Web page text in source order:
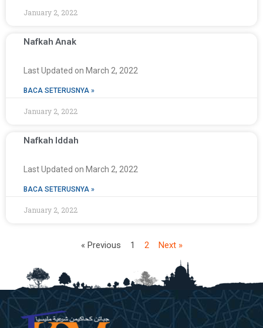
January 2, 2022
Nafkah Anak
Last Updated on March 2, 2022
BACA SETERUSNYA »
January 2, 2022
Nafkah Iddah
Last Updated on March 2, 2022
BACA SETERUSNYA »
January 2, 2022
« Previous 1 2 Next »